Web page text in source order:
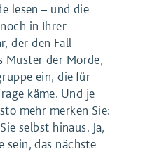
lesen – und die
in Ihrer
der den Fall
Muster der Morde,
ein, die für
käme. Und je
mehr merken Sie:
selbst hinaus. Ja,
sein, das nächste